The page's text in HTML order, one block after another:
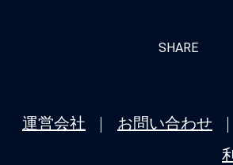
SHARE
運営会社 お問い合わせ